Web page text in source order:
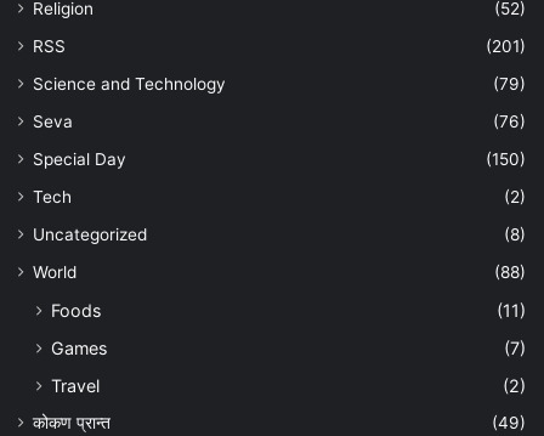
Religion
(52)
RSS
(201)
Science and Technology
(79)
Seva
(76)
Special Day
(150)
Tech
(2)
Uncategorized
(8)
World
(88)
Foods
(11)
Games
(7)
Travel
(2)
कोकण प्रान्त (49)